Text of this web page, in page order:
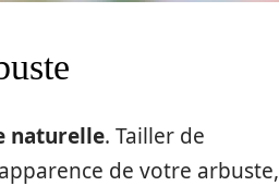
naturelle. Tailler de
de votre arbuste,